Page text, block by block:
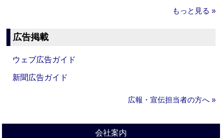
もっと見る »
広告掲載
ウェブ広告ガイド
新聞広告ガイド
広報・宣伝担当者の方へ »
会社案内